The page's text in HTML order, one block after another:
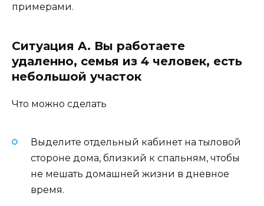
примерами.
Ситуация A. Вы работаете
удаленно, семья из 4 человек, есть
небольшой участок
Что можно сделать
Выделите отдельный кабинет на тыловой
стороне дома, близкий к спальням, чтобы
не мешать домашней жизни в дневное
время.